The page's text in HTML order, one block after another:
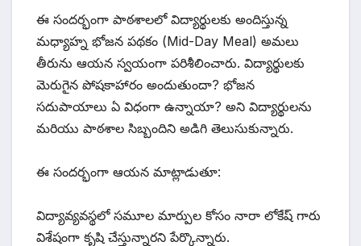
ఈ సందర్భంగా పాఠశాలలో విద్యార్థులకు అందిస్తున్న
మధ్యాహ్న భోజన పథకం (Mid-Day Meal) అమలు
తీరును ఆయన స్వయంగా పరిశీలించారు. విద్యార్థులకు
మెరుగైన పోషకాహారం అందుతుందా? భోజన
సదుపాయాలు ఏ విధంగా ఉన్నాయా? అని విద్యార్థులను
మరియు పాఠశాల సిబ్బందిని అడిగి తెలుసుకున్నారు.
ఈ సందర్భంగా ఆయన మాట్లాడుతూ:
విద్యావ్యవస్థలో సమూల మార్పుల కోసం నారా లోకేష్ గారు
విశేషంగా కృషి చేస్తున్నారని పేర్కొన్నారు.